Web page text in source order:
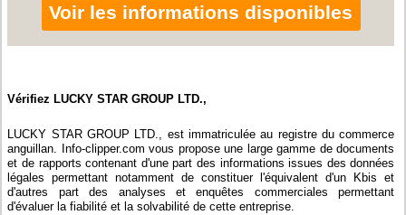
Voir les informations disponibles
Vérifiez LUCKY STAR GROUP LTD.,
LUCKY STAR GROUP LTD., est immatriculée au registre du commerce
anguillan. Info-clipper.com vous propose une large gamme de documents
et de rapports contenant d'une part des informations issues des données
légales permettant notamment de constituer l'équivalent d'un Kbis et
d'autres part des analyses et enquêtes commerciales permettant
d'évaluer la fiabilité et la solvabilité de cette entreprise.